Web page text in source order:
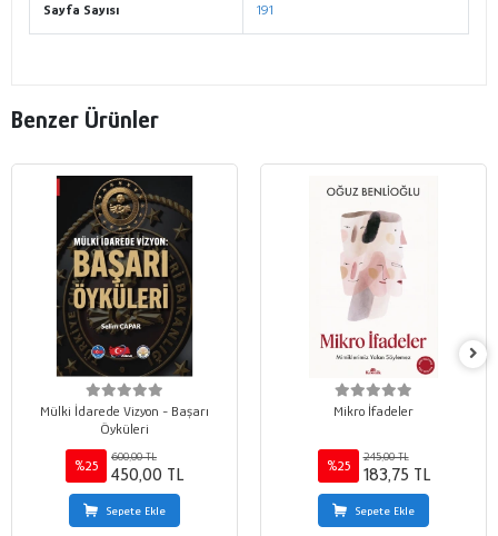
Sayfa Sayısı 191
Benzer Ürünler
Mülki İdarede Vizyon - Başarı
Öyküleri
%25
600,00 TL
450,00 TL
Sepete Ekle
Mikro İfadeler
%25
245,00 TL
183,75 TL
Sepete Ekle